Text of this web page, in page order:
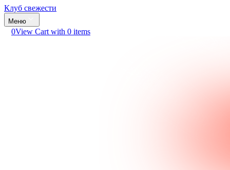
Клуб свежести
Меню
0View Cart with 0 items